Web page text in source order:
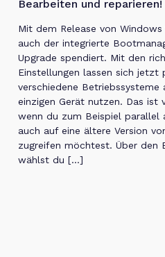
Bearbeiten und reparieren!
Mit dem Release von Windows
auch der integrierte
Upgrade spendiert. Mit den
Einstellungen lassen sich jetzt
verschiedene Betriebssysteme
einzigen Gerät nutzen. Das ist
wenn du zum Beispiel parallel
auch auf eine ältere Version
zugreifen möchtest. Über den
wählst du […]